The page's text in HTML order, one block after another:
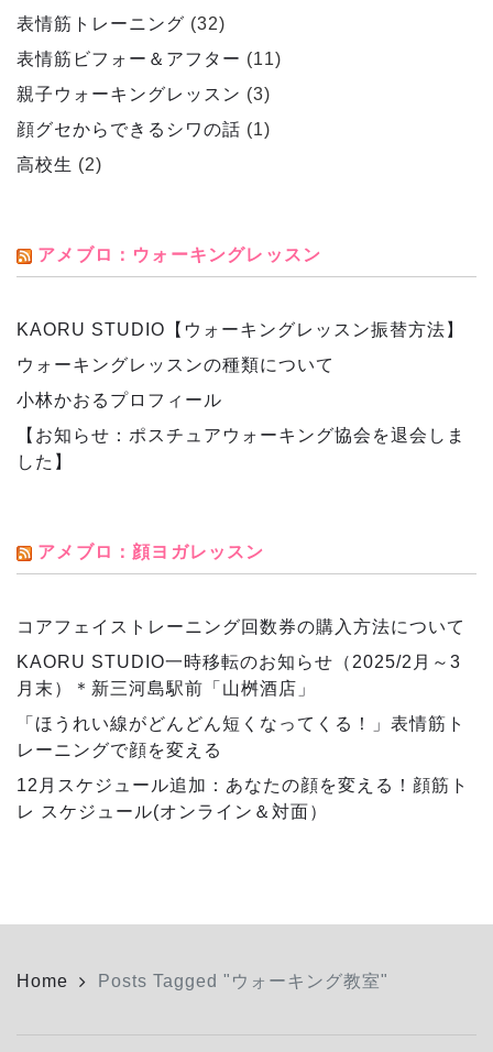
表情筋トレーニング (32)
表情筋ビフォー＆アフター (11)
親子ウォーキングレッスン (3)
顔グセからできるシワの話 (1)
高校生 (2)
アメブロ：ウォーキングレッスン
KAORU STUDIO【ウォーキングレッスン振替方法】
ウォーキングレッスンの種類について
小林かおるプロフィール
【お知らせ：ポスチュアウォーキング協会を退会しま
した】
アメブロ：顔ヨガレッスン
コアフェイストレーニング回数券の購入方法について
KAORU STUDIO一時移転のお知らせ（2025/2月～3
月末）＊新三河島駅前「山桝酒店」
「ほうれい線がどんどん短くなってくる！」表情筋ト
レーニングで顔を変える
12月スケジュール追加：あなたの顔を変える！顔筋ト
レ スケジュール(オンライン＆対面）
Home Posts Tagged "ウォーキング教室"